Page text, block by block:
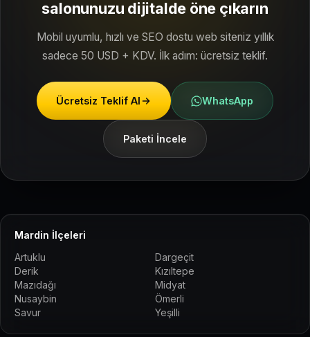
salonunuzu dijitalde öne çıkarın
Mobil uyumlu, hızlı ve SEO dostu web siteniz yıllık
sadece 50 USD + KDV. İlk adım: ücretsiz teklif.
Ücretsiz Teklif Al WhatsApp
Paketi İncele
Mardin İlçeleri
Artuklu
Dargeçit
Derik
Kızıltepe
Mazıdağı
Midyat
Nusaybin
Ömerli
Savur
Yeşilli